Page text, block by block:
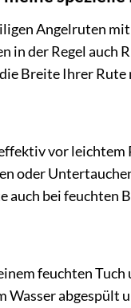
Angelruten
in der Regel
Breite Ihrer
vor
oder
auch bei feuchten
feuchten